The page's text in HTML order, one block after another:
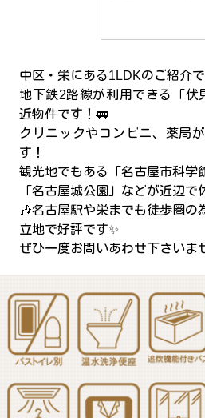
中区・栄にある1LDKのご紹介で
地下鉄2路線が利用できる「伏
近物件です！🚃
クリニックやコンビニ、薬局
す！
観光地でもある「名古屋市科学
「名古屋城公園」などが近辺
🎶名古屋駅や栄までも徒歩圏の
立地で好評です✨
ぜひ一度お問いあわせ下さいま